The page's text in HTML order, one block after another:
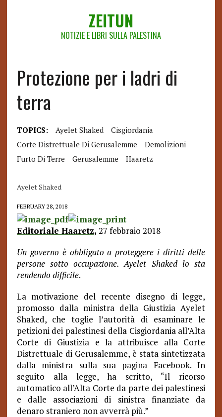
ZEITUN
NOTIZIE E LIBRI SULLA PALESTINA
Protezione per i ladri di
terra
TOPICS: Ayelet Shaked
Cisgiordania
Corte Distrettuale Di Gerusalemme
Demolizioni
Furto Di Terre
Gerusalemme Haaretz
Ayelet Shaked
FEBRUARY 28, 2018
Editoriale Haaretz, 27 febbraio 2018
Un governo è obbligato a proteggere i diritti delle
persone sotto occupazione. Ayelet Shaked lo sta
rendendo difficile.
La motivazione del recente disegno di legge,
promosso dalla ministra della Giustizia Ayelet
Shaked, che toglie l’autorità di esaminare le
petizioni dei palestinesi della Cisgiordania all’Alta
Corte di Giustizia e la attribuisce alla Corte
Distrettuale di Gerusalemme, è stata sintetizzata
dalla ministra sulla sua pagina Facebook. In
seguito alla legge, ha scritto, “Il ricorso
automatico all’Alta Corte da parte dei palestinesi
e dalle associazioni di sinistra finanziate da
denaro straniero non avverrà più.”